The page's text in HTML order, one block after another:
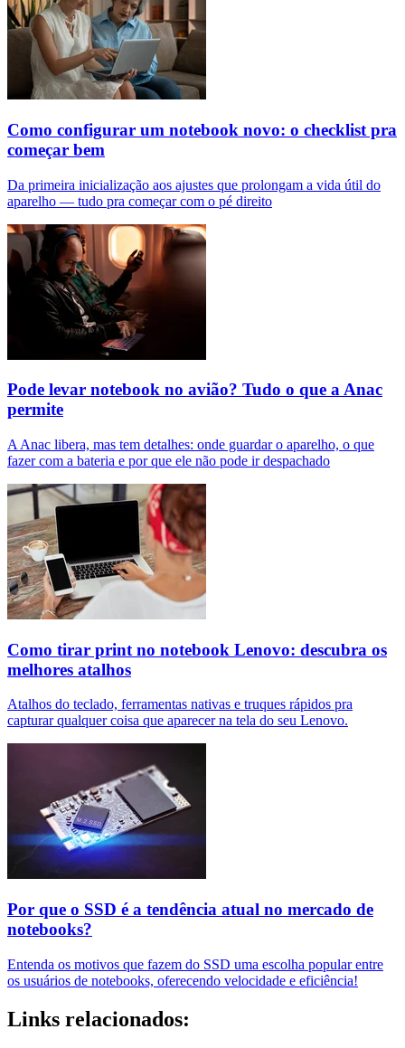
Como configurar um notebook novo: o checklist pra
começar bem
Da primeira inicialização aos ajustes que prolongam a vida útil do
aparelho — tudo pra começar com o pé direito
Pode levar notebook no avião? Tudo o que a Anac
permite
A Anac libera, mas tem detalhes: onde guardar o aparelho, o que
fazer com a bateria e por que ele não pode ir despachado
Como tirar print no notebook Lenovo: descubra os
melhores atalhos
Atalhos do teclado, ferramentas nativas e truques rápidos pra
capturar qualquer coisa que aparecer na tela do seu Lenovo.
Por que o SSD é a tendência atual no mercado de
notebooks?
Entenda os motivos que fazem do SSD uma escolha popular entre
os usuários de notebooks, oferecendo velocidade e eficiência!
Links relacionados: